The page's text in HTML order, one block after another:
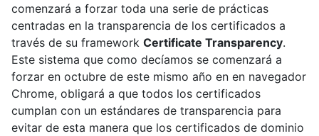
comenzará a forzar toda una serie de prácticas
centradas en la transparencia de los certificados a
través de su framework Certificate Transparency.
Este sistema que como decíamos se comenzará a
forzar en octubre de este mismo año en en navegador
Chrome, obligará a que todos los certificados
cumplan con un estándares de transparencia para
evitar de esta manera que los certificados de dominio